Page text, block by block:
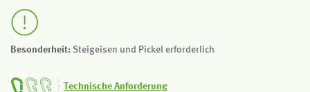
Besonderheit: Steigeisen und Pickel erforderlich
Technische Anforderung